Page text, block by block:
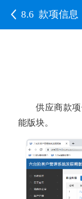
8.6 款项信息
供应商款
能版块。